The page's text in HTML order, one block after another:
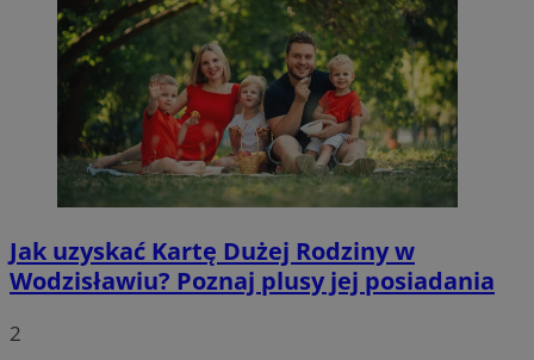
Jak uzyskać Kartę Dużej Rodziny w
Wodzisławiu? Poznaj plusy jej posiadania
2